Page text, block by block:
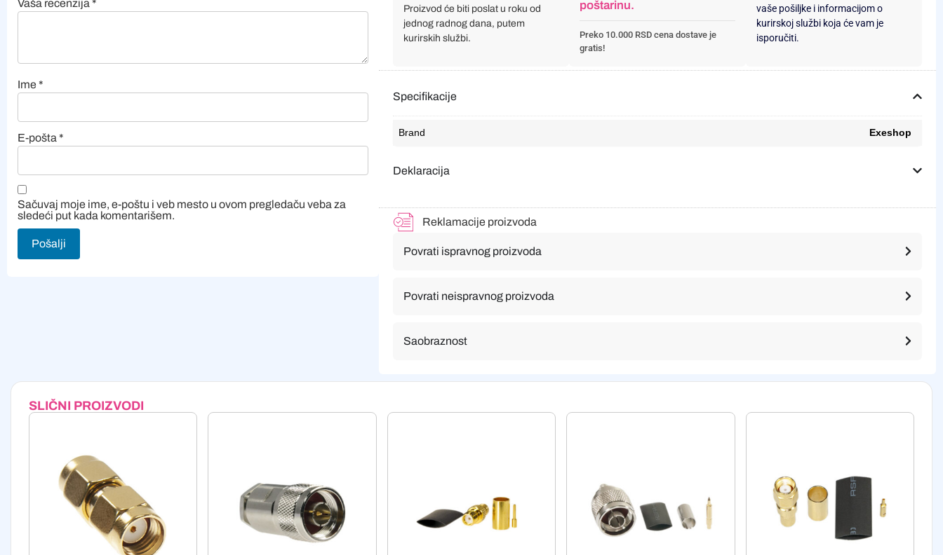
Vaša recenzija *
Ime*
E-pošta *
Sačuvaj moje ime, e-poštu i veb mesto u ovom pregledaču veba za
sledeći put kada komentarišem.
Proizvod će biti poslat u roku od
jednog radnog dana, putem
kurirskih službi.
poštarinu.
Preko 10.000 RSD cena dostave je
gratis!
vaše pošiljke i informacijom o
kurirskoj službi koja će vam je
isporučiti.
Specifikacije
Brand Exeshop
Deklaracija
Reklamacije proizvoda
Povrati ispravnog proizvoda
Povrati neispravnog proizvoda
Saobraznost
SLIČNI PROIZVODI